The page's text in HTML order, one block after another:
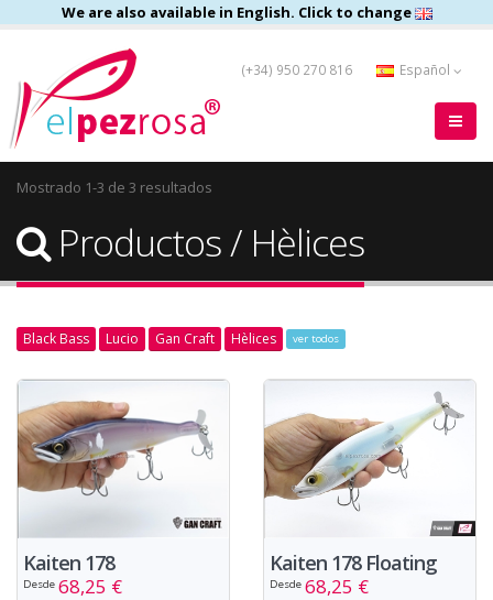
We are also available in English. Click to change
(+34) 950 270 816 Español
Mostrado 1-3 de 3 resultados
Productos / Hèlices
Black Bass Lucio Gan Craft Hèlices ver todos
Kaiten 178
Desde 68,25 €
Kaiten 178 Floating
Desde 68,25 €